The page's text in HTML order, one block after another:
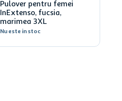
Pulover pentru femei
InExtenso, fucsia,
marimea 3XL
Nu este in stoc